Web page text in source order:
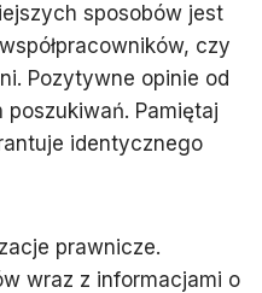
sposobów jest
czy
Pozytywne opinie od
Pamiętaj
identycznego
prawnicze.
wraz z informacjami o